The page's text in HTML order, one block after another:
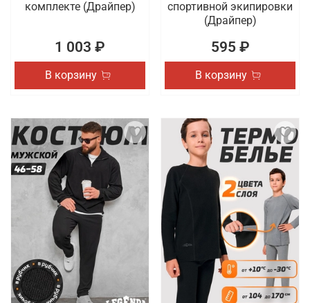
комплекте (Драйпер)
1 003 ₽
В корзину
спортивной экипировки
(Драйпер)
595 ₽
В корзину